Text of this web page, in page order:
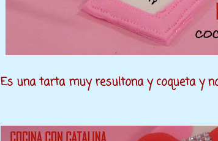
Es una tarta muy resultona y coqueta y